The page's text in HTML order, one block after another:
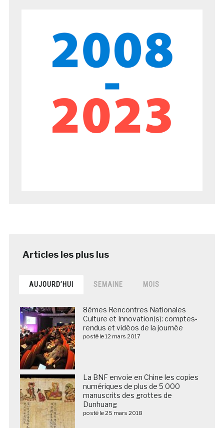
AUJOURD’HUI SEMAINE MOIS
8èmes Rencontres Nationales
Culture et Innovation(s): comptes-
rendus et vidéos de la journée
posté le 12 mars 2017
La BNF envoie en Chine les copies
numériques de plus de 5 000
manuscrits des grottes de
Dunhuang
posté le 25 mars 2018